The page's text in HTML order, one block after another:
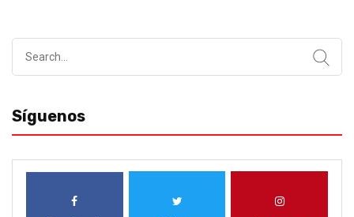
Síguenos